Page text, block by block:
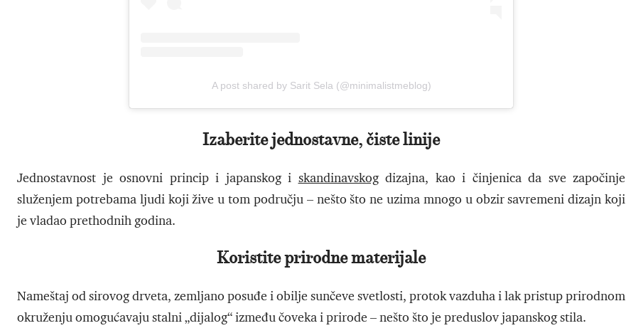
A post shared by Sarit Sela (@minimalistmeblog)
Izaberite jednostavne, čiste linije
Jednostavnost je osnovni princip i japanskog i skandinavskogdizajna, kao i činjenica da sve započinje
služenjem potrebama ljudi koji žive u tom području – nešto što ne uzima mnogo u obzir savremeni dizajn koji
je vladao prethodnih godina.
Koristite prirodne materijale
Nameštaj od sirovog drveta, zemljano posuđe i obilje sunčeve svetlosti, protok vazduha i lak pristup prirodnom
okruženju omogućavaju stalni „dijalog“ između čoveka i prirode – nešto što je preduslov japanskog stila.